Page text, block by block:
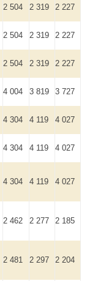
2 504 2 319 2 227
2 504 2 319 2 227
2 504 2 319 2 227
4 004 3 819 3 727
4 304 4 119 4 027
4 304 4 119 4 027
4 304 4 119 4 027
2 462 2 277 2 185
2 481 2 297 2 204